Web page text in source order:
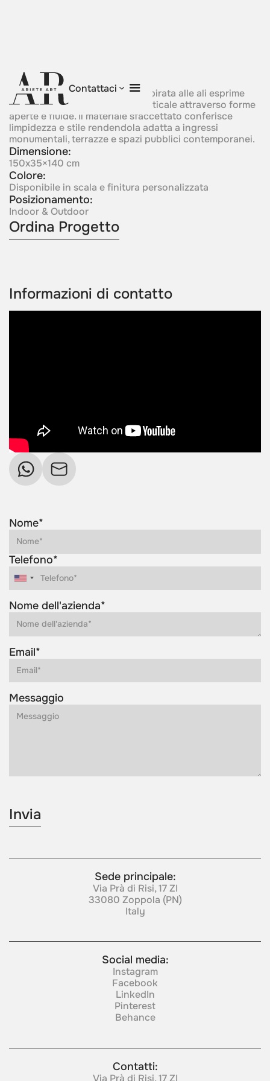
Contattaci
Winged Ascent
Una composizione cristallina ispirata alle ali esprime
slancio, libertà e movimento verticale attraverso forme
aperte e fluide. Il materiale sfaccettato conferisce
limpidezza e stile rendendola adatta a ingressi
monumentali, terrazze e spazi pubblici contemporanei.
Dimensione:
150x35×140 cm
Colore:
Disponibile in scala e finitura personalizzata
Posizionamento:
Indoor & Outdoor
Ordina Progetto
Informazioni di contatto
Nome*
Telefono*
Nome dell'azienda*
Email*
Messaggio
Sede principale:
Via Prà di Risi, 17 ZI
33080 Zoppola (PN)
Italy
Social media:
Instagram
Facebook
LinkedIn
Pinterest
Behance
Contatti:
Via Prà di Risi, 17 ZI